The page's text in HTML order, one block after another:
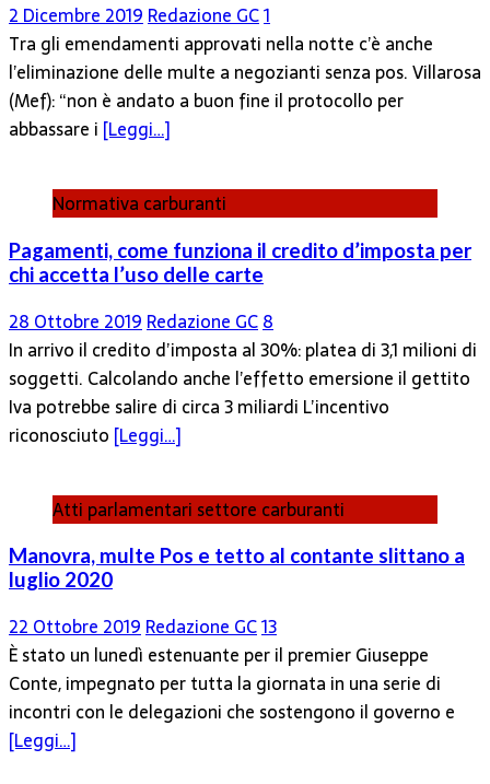
2 Dicembre 2019Redazione GC1
Tra gli emendamenti approvati nella notte c’è anche
l’eliminazione delle multe a negozianti senza pos. Villarosa
(Mef): “non è andato a buon fine il protocollo per
abbassare i [Leggi…]
Normativa carburanti
Pagamenti, come funziona il credito d’imposta per
chi accetta l’uso delle carte
28 Ottobre 2019 Redazione GC8
In arrivo il credito d’imposta al 30%: platea di 3,1 milioni di
soggetti. Calcolando anche l’effetto emersione il gettito
Iva potrebbe salire di circa 3 miliardi L’incentivo
riconosciuto [Leggi…]
Atti parlamentari settore carburanti
Manovra, multe Pos e tetto al contante slittano a
luglio 2020
22 Ottobre 2019 Redazione GC13
È stato un lunedì estenuante per il premier Giuseppe
Conte, impegnato per tutta la giornata in una serie di
incontri con le delegazioni che sostengono il governo e
[Leggi…]